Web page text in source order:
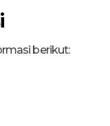
berikut: